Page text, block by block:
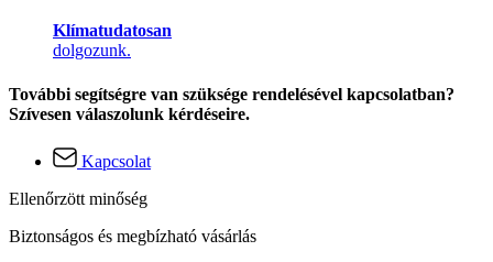
Klímatudatosan
dolgozunk.
További segítségre van szüksége rendelésével kapcsolatban?
Szívesen válaszolunk kérdéseire.
Kapcsolat
Ellenőrzött minőség
Biztonságos és megbízható vásárlás